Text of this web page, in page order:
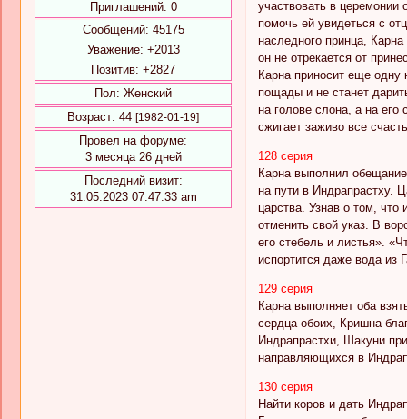
Приглашений: 0
Сообщений: 45175
Уважение: +2013
Позитив: +2827
Пол: Женский
Возраст: 44 [1982-01-19]
Провел на форуме:
3 месяца 26 дней
Последний визит:
31.05.2023 07:47:33 am
участвовать в
помочь ей увидеться с
наследного принца,
он не отрекается от
Карна приносит еще одну
пощады и не станет
на голове слона, а на
сжигает заживо все
128 серия
Карна выполнил
на пути в Индрапрастху.
царства. Узнав о том,
отменить свой указ. В
его стебель и листья».
испортится даже вода из
129 серия
Карна выполняет оба
сердца обоих, Кришна
Индрапрастхи, Шакуни
направляющихся в
130 серия
Найти коров и дать